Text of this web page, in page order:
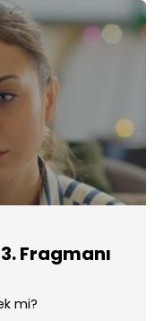
Fragmanı
mi?